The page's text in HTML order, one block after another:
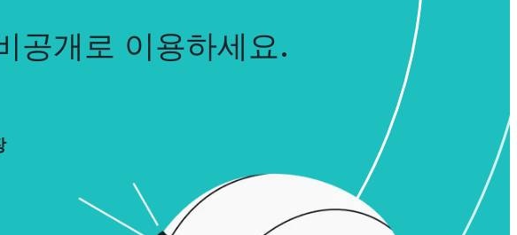
공개로 이용하세요.